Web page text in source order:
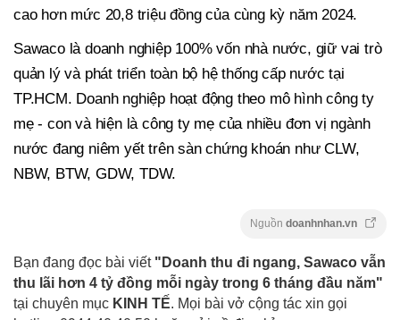
cao hơn mức 20,8 triệu đồng của cùng kỳ năm 2024.
Sawaco là doanh nghiệp 100% vốn nhà nước, giữ vai trò
quản lý và phát triển toàn bộ hệ thống cấp nước tại
TP.HCM. Doanh nghiệp hoạt động theo mô hình công ty
mẹ - con và hiện là công ty mẹ của nhiều đơn vị ngành
nước đang niêm yết trên sàn chứng khoán như CLW,
NBW, BTW, GDW, TDW.
Nguồn doanhnhan.vn
Bạn đang đọc bài viết "Doanh thu đi ngang, Sawaco vẫn
thu lãi hơn 4 tỷ đồng mỗi ngày trong 6 tháng đầu năm"
tại chuyên mục KINH TẾ. Mọi bài vở cộng tác xin gọi